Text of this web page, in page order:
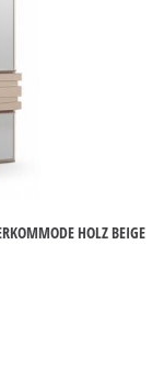
HOLZ BEIGE